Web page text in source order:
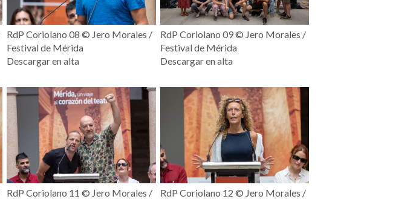
RdP Coriolano 08 ©️ Jero Morales /
Festival de Mérida
Descargar en alta
RdP Coriolano 09 ©️ Jero Morales /
Festival de Mérida
Descargar en alta
RdP Coriolano 11 ©️ Jero Morales /
RdP Coriolano 12 ©️ Jero Morales /